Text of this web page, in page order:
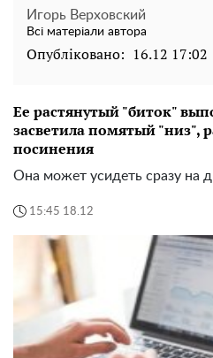
Игорь Верховский
Всі матеріали автора
Опубліковано: 16.12 17:02
Ее растянутый "биток"
засветила помятый "низ",
посинения
Она может усидеть сразу на
15:45 18.12